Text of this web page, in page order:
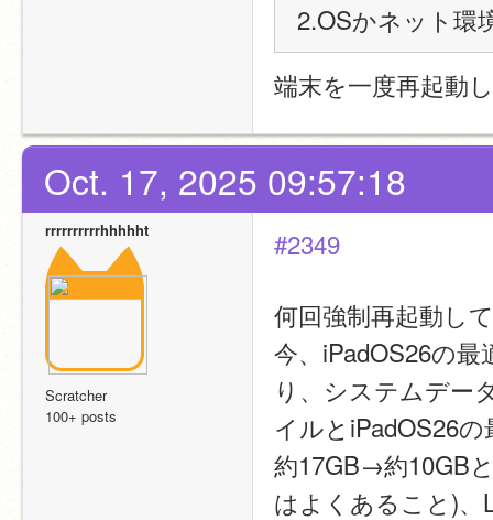
2.OSかネット環
端末を一度再起動
Oct. 17, 2025 09:57:18
rrrrrrrrrrhhhhht
Scratcher
100+ posts
#2349
何回強制再起動し
今、iPadOS26の
り、システムデー
イルとiPadOS26
約17GB→約10GB
はよくあること)